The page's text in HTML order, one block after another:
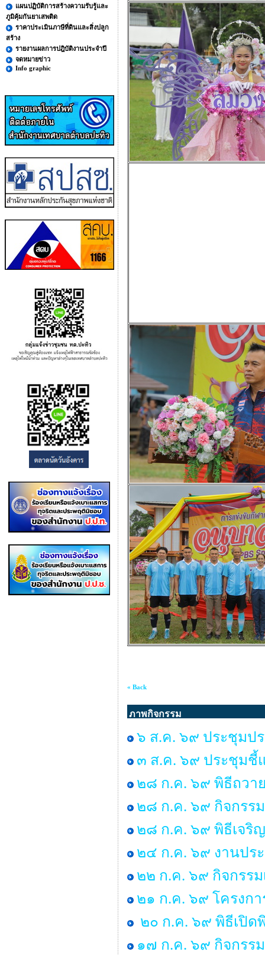
แผนปฏิบัติการสร้างความรับรู้และ
ภูมิคุ้มกันยาเสพติด
ราคาประเมินภาษีที่ดินและสิ่งปลูก
สร้าง
รายงานผลการปฎิบัติงานประจำปี
จดหมายข่าว
Info graphic
« Back
ภาพกิจกรรม
๖ ส.ค. ๖๙ ประชุมป
๓ ส.ค. ๖๙ ประชุมชี้
๒๘ ก.ค. ๖๙ พิธีถวา
๒๘ ก.ค. ๖๙ กิจกรร
๒๘ ก.ค. ๖๙ พิธีเจริ
๒๔ ก.ค. ๖๙ งานปร
๒๒ ก.ค. ๖๙ กิจกรร
๒๑ ก.ค. ๖๙ โครงก
๒๐ ก.ค. ๖๙ พิธีเปิ
๑๗ ก.ค. ๖๙ กิจกรร